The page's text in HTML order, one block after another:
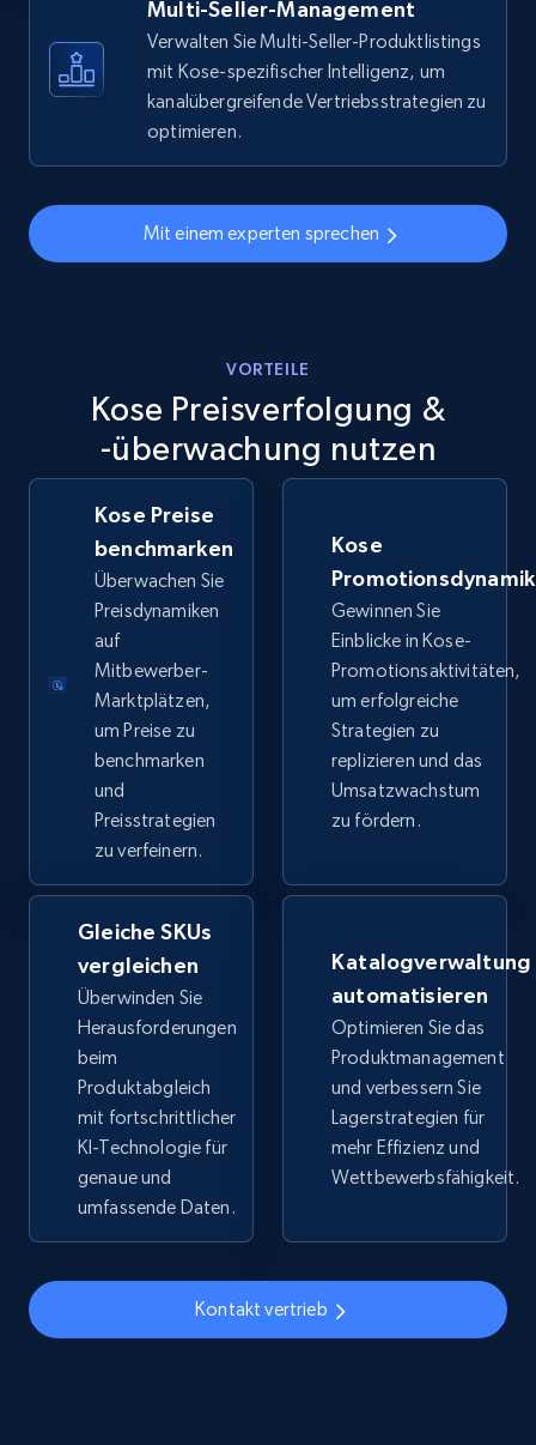
5.6K+ 875+ Jetzt anfangen
URL, Final price, Sku, Currency, Gtin,
875+ Jetzt anfangen
TikTok Shop
URL, Title, Available, Description, Currency, Initial
price, Final price, Discount percent, and more.
5.4K+ 667+ Jetzt anfangen
TikTok Shop - category
URL, Title, Available, Description, Currency, Initial
price, Final price, Discount percent, and more.
5.4K+ 667+
TikTok Shop - Collect TikTok shop products
by keywords search
URL, Title, Available, Description, Currency, Initial
price, Final price, Discount percent, and more.
5.4K+ 667+ Jetzt anfangen
price, Final price, Discount percent, and more.
Multi-Seller-Management
Verwalten Sie Multi-Seller-Produktlistings
mit Kose-spezifischer Intelligenz, um
kanalübergreifende Vertriebsstrategien zu
optimieren.
Mit einem experten sprechen
VORTEILE
Kose Preisverfolgung &
-überwachung nutzen
Kose Preise
benchmarken
Überwachen Sie
Preisdynamiken
auf
Mitbewerber-
Marktplätzen,
um Preise zu
benchmarken
und
Preisstrategien
zu verfeinern.
Kose
Gewinnen Sie
Einblicke in Kose-
Promotionsaktivitäten,
um erfolgreiche
Strategien zu
replizieren und das
Umsatzwachstum
zu fördern.
Gleiche SKUs
vergleichen
Überwinden Sie
Herausforderungen
beim
Produktabgleich
mit fortschrittlicher
KI-Technologie für
genaue und
umfassende Daten.
Katalogverwaltung
automatisieren
Optimieren Sie das
Produktmanagement
und verbessern Sie
Lagerstrategien für
mehr Effizienz und
Wettbewerbsfähigkeit.
Kontakt vertrieb